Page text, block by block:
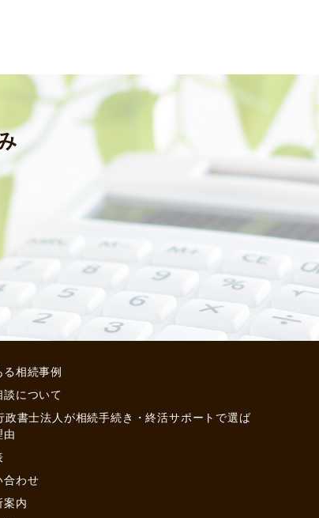
る相続事例
談について
政書士法人が相続手続き・終活サポートで選ば
由
合わせ
案内